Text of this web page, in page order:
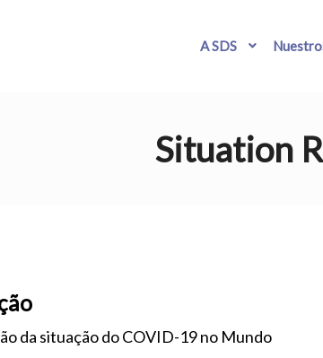
A SDS
Situation
da situação do COVID-19 no Mundo